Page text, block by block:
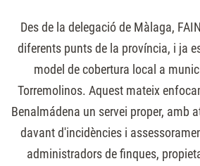
Des de la delegació de Màlaga,
diferents punts de la província, i ja
model de cobertura local a
Torremolinos. Aquest mateix
Benalmádena un servei proper, amb
davant d'incidències i
administradors de finques,